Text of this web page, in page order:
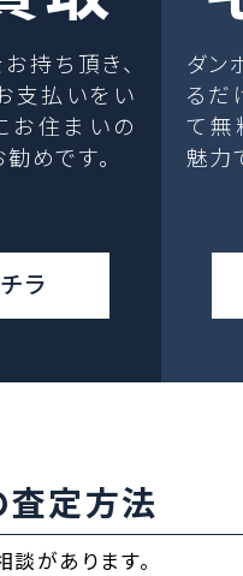
持ち頂き、
支払いをい
お住まいの
めです。
ラ
ダン
るだ
て無
魅力
査定方法
があります。